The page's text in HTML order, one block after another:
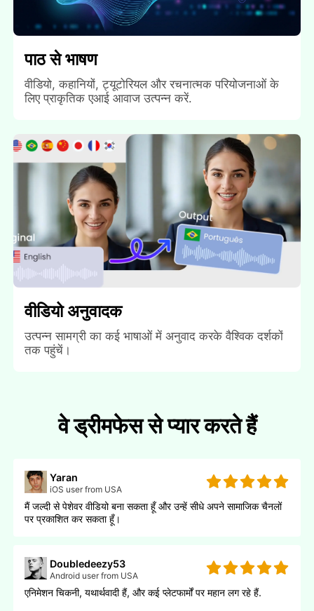
पाठ से भाषण
वीडियो, कहानियों, ट्यूटोरियल और रचनात्मक परियोजनाओं के
लिए प्राकृतिक एआई आवाज उत्पन्न करें.
वीडियो अनुवादक
उत्पन्न सामग्री का कई भाषाओं में अनुवाद करके वैश्विक दर्शकों
तक पहुंचें।
वे ड्रीमफेस से प्यार करते हैं
Yaran
iOS user from USA
मैं जल्दी से पेशेवर वीडियो बना सकता हूँ और उन्हें सीधे अपने सामाजिक चैनलों
पर प्रकाशित कर सकता हूँ।
Doubledeezy53
Android user from USA
एनिमेशन चिकनी, यथार्थवादी हैं, और कई प्लेटफार्मों पर महान लग रहे हैं.